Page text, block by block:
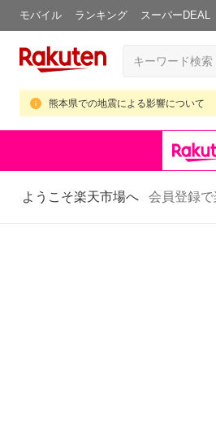
モバイル ランキング スーパーDEAL
熊本県での地震による影響について
ようこそ楽天市場へ 会員登録で